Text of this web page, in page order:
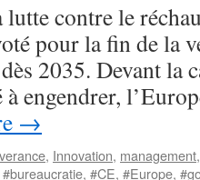
lutte contre le
pour la fin de la
2035. Devant la
à engendrer,
→
, Innovation, management
#bureaucratie, #CE, #Europe,